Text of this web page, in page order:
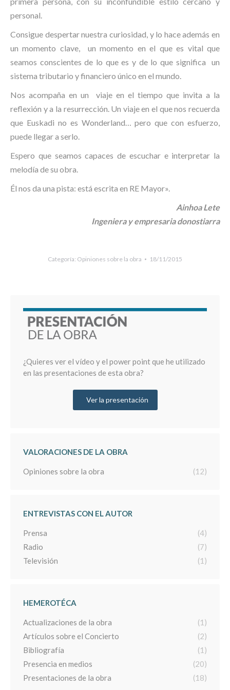
personal.
Consigue despertar nuestra curiosidad, y lo hace además en
un momento clave, un momento en el que es vital que
seamos conscientes de lo que es y de lo que significa un
sistema tributario y financiero único en el mundo.
Nos acompaña en un viaje en el tiempo que invita a la
reflexión y a la resurrección. Un viaje en el que nos recuerda
que Euskadi no es Wonderland… pero que con esfuerzo,
puede llegar a serlo.
Espero que seamos capaces de escuchar e interpretar la
melodía de su obra.
Él nos da una pista: está escrita en RE Mayor».
Ainhoa Lete
Ingeniera y empresaria donostiarra
Categoría: Opiniones sobre la obra 18/11/2015
¿Quieres ver el vídeo y el power point que he utilizado
en las presentaciones de esta obra?
Ver la presentación
VALORACIONES DE LA OBRA
Opiniones sobre la obra (12)
ENTREVISTAS CON EL AUTOR
Prensa
(4)
Radio
(7)
Televisión
(1)
HEMEROTÉCA
Actualizaciones de la obra
(1)
Artículos sobre el Concierto
(2)
Bibliografía
(1)
Presencia en medios
(20)
Presentaciones de la obra
(18)